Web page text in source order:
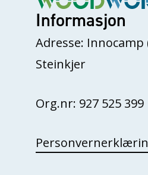
Informasjon
Adresse: Innocamp
Steinkjer
Org.nr: 927 525 399